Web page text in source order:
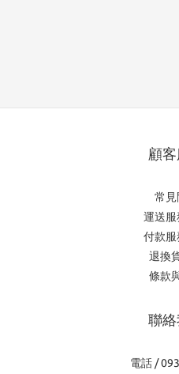
顧
常見
運送
付款
退換
條款
聯
電話 /